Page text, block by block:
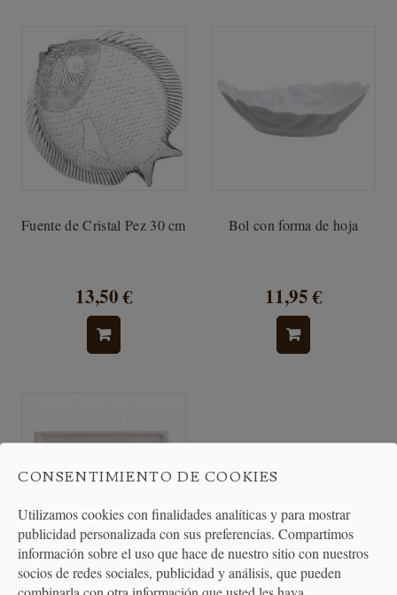
Fuente de Cristal Pez 30 cm
13,50 €
Bol con forma de hoja
11,95 €
CONSENTIMIENTO DE COOKIES
Utilizamos cookies con finalidades analíticas y para mostrar
publicidad personalizada con sus preferencias. Compartimos
información sobre el uso que hace de nuestro sitio con nuestros
socios de redes sociales, publicidad y análisis, que pueden